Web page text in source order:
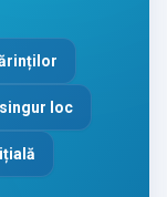
loc